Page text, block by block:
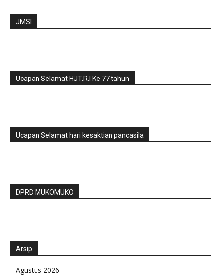
JMSI
Ucapan Selamat HUT.R.I Ke 77 tahun
Ucapan Selamat hari kesaktian pancasila
DPRD MUKOMUKO
Arsip
Agustus 2026